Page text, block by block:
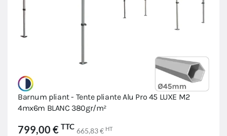
Barnum pliant - Tente pliante Alu Pro 45 LUXE M2
4mx6m BLANC 380gr/m²
799,00 € TTC 665,83 € HT